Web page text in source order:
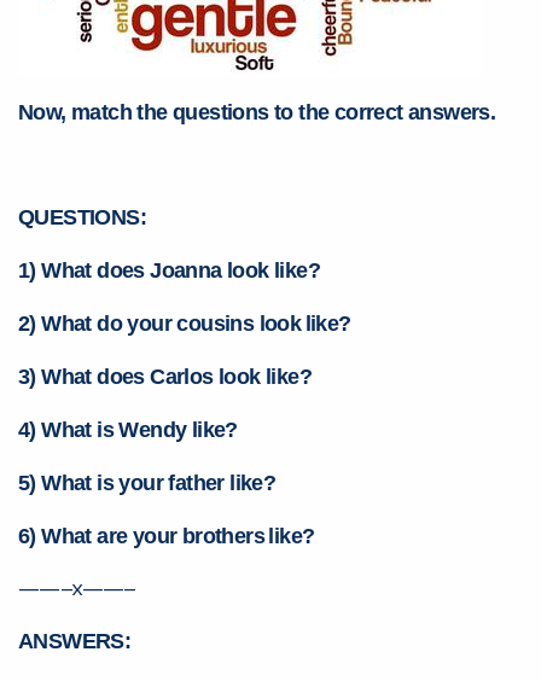
Now, match the questions to the correct answers.
QUESTIONS:
1) What does Joanna look like?
2) What do your cousins look like?
3) What does Carlos look like?
4) What is Wendy like?
5) What is your father like?
6) What are your brothers like?
——–x——–
ANSWERS:
Você é aluno inFlux?
Sim Não